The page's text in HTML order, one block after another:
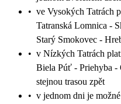
• ve Vysokých Tatrách
Tatranská Lomnica -
Starý Smokovec -
• v Nízkých Tatrách
Biela Púť - Priehyba -
stejnou trasou zpět
• v jednom dni je